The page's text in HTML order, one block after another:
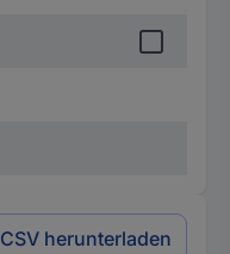
CSV herunterladen